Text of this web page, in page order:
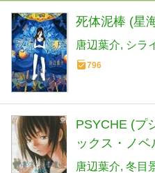
死体泥棒 (星
唐辺葉介 シラ
796
PSYCHE (プ
ックス・ノベ
唐辺葉介 冬目